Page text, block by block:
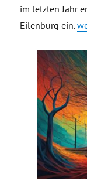
im letzten Jahr
Eilenburg ein.